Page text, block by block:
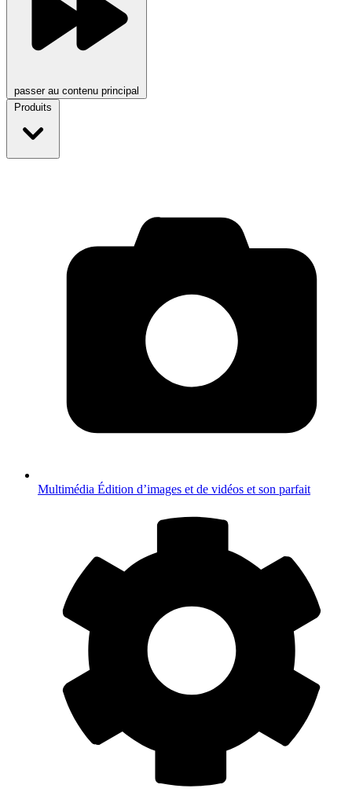
passer au contenu principal
Produits
Multimédia Édition d’images et de vidéos et son parfait